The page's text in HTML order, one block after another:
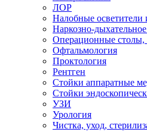
ЛОР
Налобные осветители
Наркозно-
Операционные
Офтальмология
Проктология
Рентген
Стойки аппаратные
Стойки
УЗИ
Урология
Чистка, уход,